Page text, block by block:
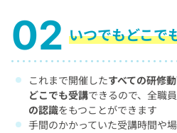
いつでもどこで
これまで開催したすべての研修
どこでも受講できるので、全職
の認識をもつことができます
手間のかかっていた受講時間や